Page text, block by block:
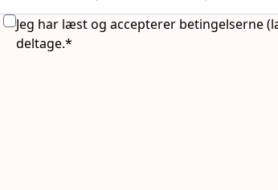
Jeg har læst og accepterer betingelserne (
deltage.*